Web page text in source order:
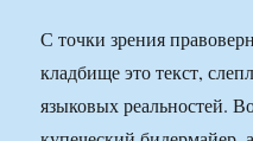
С точки зрения
кладбище это текст,
языковых реальностей.